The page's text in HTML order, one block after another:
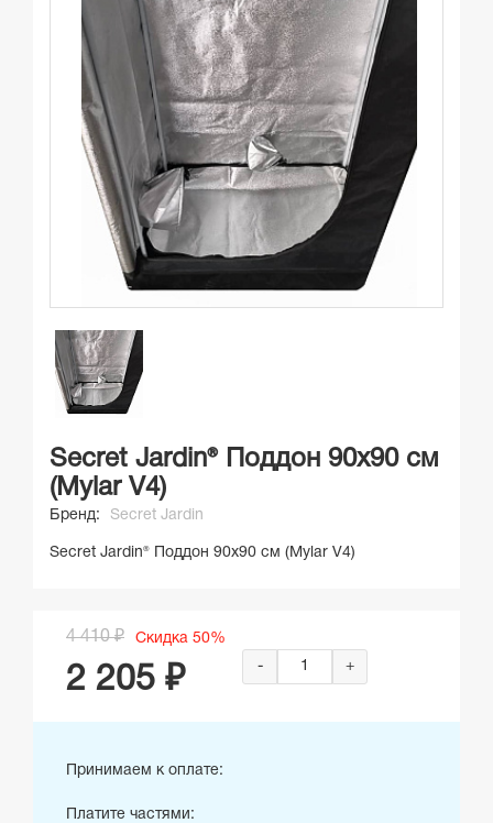
Secret Jardin® Поддон 90х90 см
(Mylar V4)
Бренд: Secret Jardin
Secret Jardin® Поддон 90х90 см (Mylar V4)
4 410 ₽ Скидка 50%
2 205 ₽ - +
Принимаем к оплате:
Платите частями: